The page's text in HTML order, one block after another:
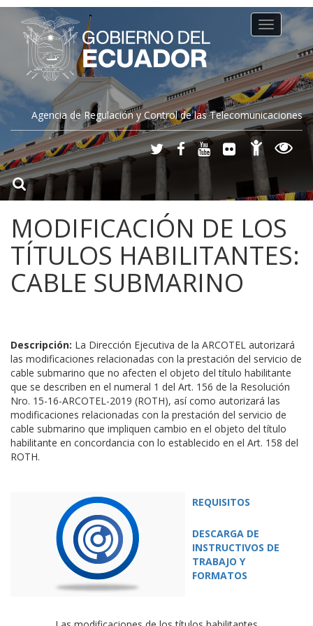
Agencia de Regulación y Control de las Telecomunicaciones
Toggle
navigation
MODIFICACIÓN DE LOS
TÍTULOS HABILITANTES:
CABLE SUBMARINO
Descripción: La Dirección Ejecutiva de la ARCOTEL autorizará
las modificaciones relacionadas con la prestación del servicio de
cable submarino que no afecten el objeto del título habilitante
que se describen en el numeral 1 del Art. 156 de la Resolución
Nro. 15-16-ARCOTEL-2019 (ROTH), así como autorizará las
modificaciones relacionadas con la prestación del servicio de
cable submarino que impliquen cambio en el objeto del título
habilitante en concordancia con lo establecido en el Art. 158 del
ROTH.
REQUISITOS
DESCARGA DE
INSTRUCTIVOS DE
TRABAJO Y
FORMATOS